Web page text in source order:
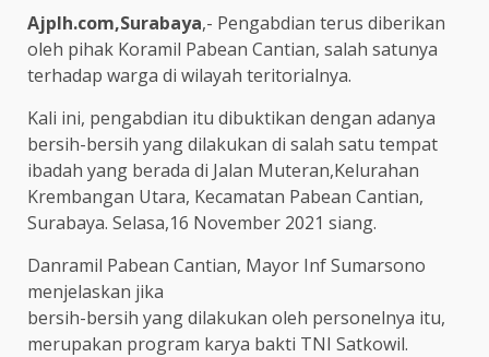
Ajplh.com,Surabaya,- Pengabdian terus diberikan
oleh pihak Koramil Pabean Cantian, salah satunya
terhadap warga di wilayah teritorialnya.
Kali ini, pengabdian itu dibuktikan dengan adanya
bersih-bersih yang dilakukan di salah satu tempat
ibadah yang berada di Jalan Muteran,Kelurahan
Krembangan Utara, Kecamatan Pabean Cantian,
Surabaya. Selasa,16 November 2021 siang.
Danramil Pabean Cantian, Mayor Inf Sumarsono
menjelaskan jika
bersih-bersih yang dilakukan oleh personelnya itu,
merupakan program karya bakti TNI Satkowil.